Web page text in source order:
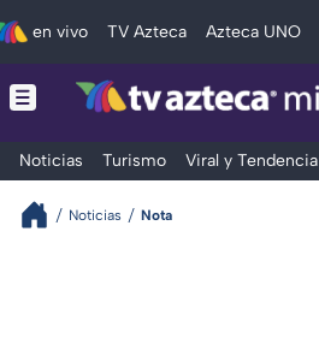
en vivo TV Azteca Azteca UNO
Noticias Turismo Viral y Tendencia
Noticias Nota